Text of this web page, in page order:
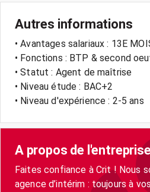
Autres informations
• Avantages salariaux : 13E
• Fonctions : BTP & second
• Statut : Agent de maîtrise
• Niveau étude : BAC+2
• Niveau d'expérience : 2-5 ans
A propos de l'entreprise
Faites confiance à Crit ! Nous
agence d’intérim : toujours à